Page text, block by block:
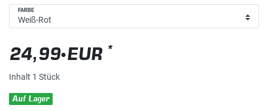
FARBE
24,99 EUR *
Inhalt 1 Stück
Auf Lager